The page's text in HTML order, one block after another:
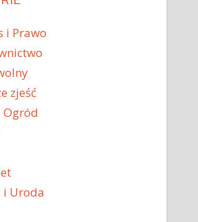
i Prawo
zjeść
Ogród
i Uroda